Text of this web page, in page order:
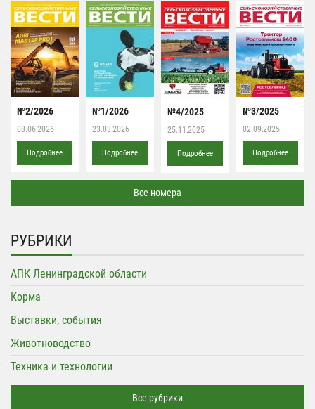
№2/2026
08.06.2026
Подробнее
№1/2026
23.03.2026
Подробнее
№4/2025
25.11.2025
Подробнее
№3/2025
02.09.2025
Подробнее
Все номера
РУБРИКИ
АПК Ленинградской области
Корма
Выставки, события
Животноводство
Техника и технологии
Все рубрики